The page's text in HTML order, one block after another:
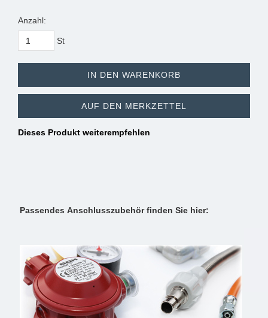
Anzahl:
St
IN DEN WARENKORB
AUF DEN MERKZETTEL
Dieses Produkt weiterempfehlen
Passendes Anschlusszubehör finden Sie hier: